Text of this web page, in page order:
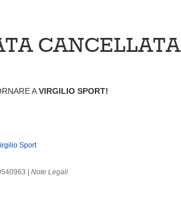
CANCELLATA
AVIRGILIO SPORT!
| Note Legali